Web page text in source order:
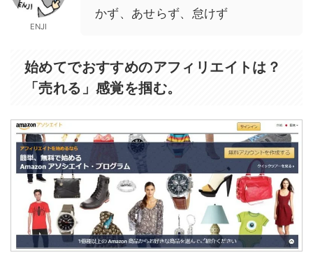
ENJI
かず、あせらず、怠けず
始めてでおすすめのアフィリエイトは？
「売れる」感覚を掴む。